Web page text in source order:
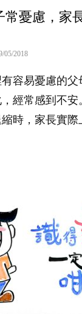
常憂慮，家
05/2018
容易憂慮的父
經常感到不安
時，家長實際